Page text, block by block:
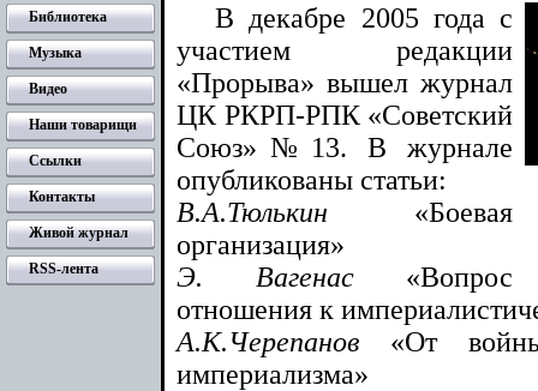
В декабре 2005 года с
участием редакции
«Прорыва» вышел журнал
ЦК РКРП-РПК «Советский
Союз»№13. В журнале
опубликованы статьи:
В.А.Тюлькин «Боевая
организация»
Э. Вагенас«Вопрос
отношения к
А.К.Черепанов «От
империализма»
Библиотека
Музыка
Видео
Наши товарищи
Ссылки
Контакты
Живой журнал
RSS-лента